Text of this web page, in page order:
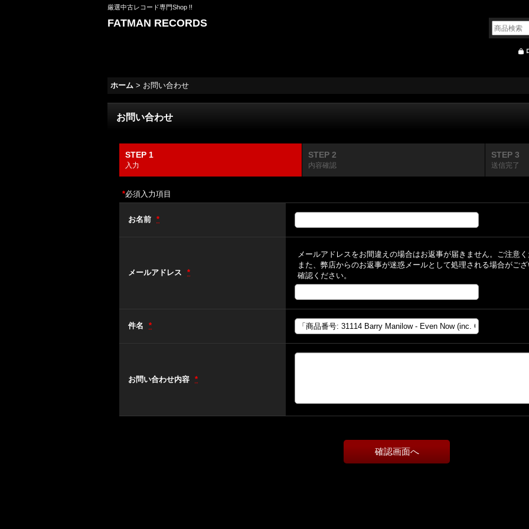
厳選中古レコード専門Shop !!
FATMAN RECORDS
ホーム > お問い合わせ
お問い合わせ
STEP 1
入力
STEP 2
内容確認
STEP 3
送信完了
*必須入力項目
お名前 *
メールアドレス *
メールアドレスをお間違えの場合はお返事が届きません。ご注意く
また、弊店からのお返事が迷惑メールとして処理される場合がご
確認ください。
件名 *
お問い合わせ内容 *